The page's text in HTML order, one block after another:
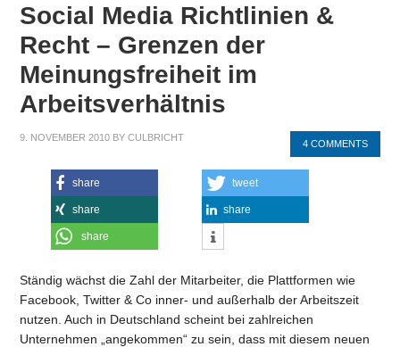
Social Media Richtlinien &
Recht – Grenzen der
Meinungsfreiheit im
Arbeitsverhältnis
9. NOVEMBER 2010 BYCULBRICHT
4 COMMENTS
share tweet
share share
share
Ständig wächst die Zahl der Mitarbeiter, die Plattformen wie
Facebook, Twitter & Co inner- und außerhalb der Arbeitszeit
nutzen. Auch in Deutschland scheint bei zahlreichen
Unternehmen „angekommen“ zu sein, dass mit diesem neuen